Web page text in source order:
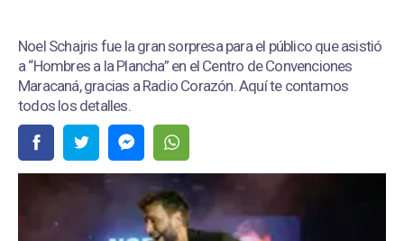
Noel Schajris fue la gran sorpresa para el público que asistió
a “Hombres a la Plancha” en el Centro de Convenciones
Maracaná, gracias a Radio Corazón. Aquí te contamos
todos los detalles.